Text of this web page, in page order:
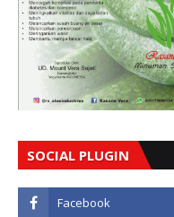
SOCIAL PLUGIN